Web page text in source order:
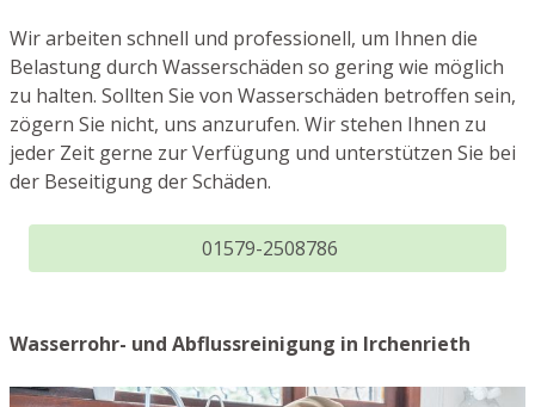
Wir arbeiten schnell und professionell, um Ihnen die
Belastung durch Wasserschäden so gering wie möglich
zu halten. Sollten Sie von Wasserschäden betroffen sein,
zögern Sie nicht, uns anzurufen. Wir stehen Ihnen zu
jeder Zeit gerne zur Verfügung und unterstützen Sie bei
der Beseitigung der Schäden.
01579-2508786
Wasserrohr- und Abflussreinigung in Irchenrieth